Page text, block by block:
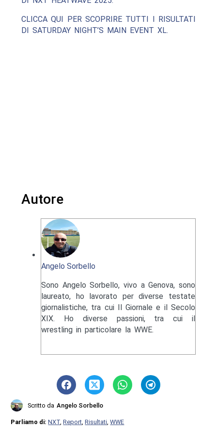
CLICCA QUI PER SCOPRIRE TUTTI I RISULTATI
DI SATURDAY NIGHT’S MAIN EVENT XL.
Autore
Angelo Sorbello
Sono Angelo Sorbello, vivo a Genova, sono
laureato, ho lavorato per diverse testate
giornalistiche, tra cui Il Giornale e il Secolo
XIX. Ho diverse passioni, tra cui il
wrestling in particolare la WWE.
Scritto da Angelo Sorbello
Parliamo di:NXT ,Report ,Risultati ,WWE